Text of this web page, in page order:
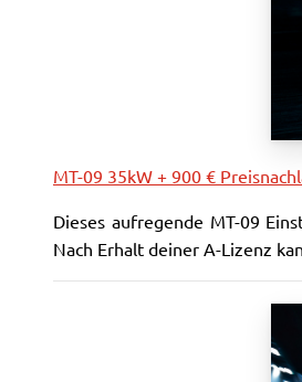
MT-09 35kW + 900 €
Dieses aufregende MT-09
Nach Erhalt deiner A-Lizenz